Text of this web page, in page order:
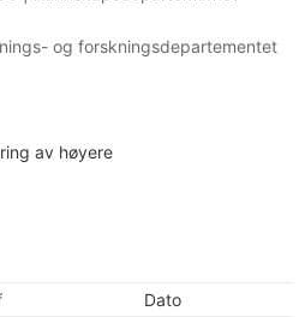
og forskningsdepartementet
av høyere
Dato